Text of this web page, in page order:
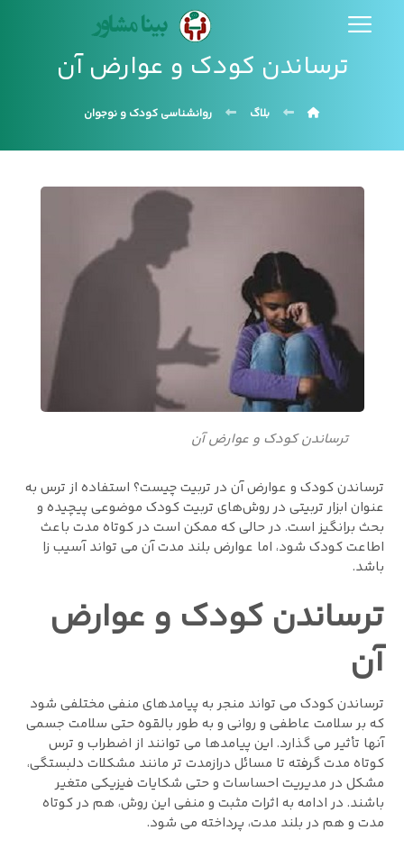
ترساندن کودک و عوارض آن
بلاگ روانشناسی کودک و نوجوان
ترساندن کودک و عوارض آن
ترساندن کودک و عوارض آن در تربیت چیست؟ استفاده از ترس به
عنوان ابزار تربیتی در روش‌های تربیت کودک موضوعی پیچیده و
بحث‌ برانگیز است. در حالی که ممکن است در کوتاه ‌مدت باعث
اطاعت کودک شود، اما عوارض بلند مدت آن می‌ تواند آسیب ‌زا
باشد.
ترساندن کودک و عوارض
آن
ترساندن کودک می تواند منجر به پیامدهای منفی مختلفی شود
که بر سلامت عاطفی و روانی و به طور بالقوه حتی سلامت جسمی
آنها تأثیر می گذارد. این پیامدها می توانند از اضطراب و ترس
کوتاه مدت گرفته تا مسائل درازمدت تر مانند مشکلات دلبستگی،
مشکل در مدیریت احساسات و حتی شکایات فیزیکی متغیر
باشند. در ادامه به اثرات مثبت و منفی این روش، هم در کوتاه‌
مدت و هم در بلند مدت، پرداخته می ‌شود.